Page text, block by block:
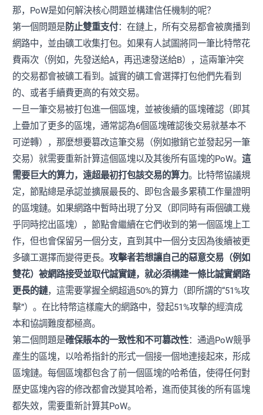
那，PoW是如何解決核心問題並構建信任機制的呢？
第一個問題是防止雙重支付：在鏈上，所有交易都會被廣播到
網路中，並由礦工收集打包。如果有人試圖將同一筆比特幣花
費兩次（例如，先發送給A，再迅速發送給B），這兩筆沖突
的交易都會被礦工看到。誠實的礦工會選擇打包他們先看到
的、或者手續費更高的有效交易。
一旦一筆交易被打包進一個區塊，並被後續的區塊確認（即其
上疊加了更多的區塊，通常認為6個區塊確認後交易就基本不
可逆轉），那麼想要篡改這筆交易（例如撤銷它並發起另一筆
交易）就需要重新計算這個區塊以及其後所有區塊的PoW。 這
需要巨大的算力，遠超最初打包該交易的算力。比特幣協議規
定，節點總是承認並擴展最長的、即包含最多累積工作量證明
的區塊鏈。如果網路中暫時出現了分叉（即同時有兩個礦工幾
乎同時挖出區塊），節點會繼續在它們收到的第一個區塊上工
作，但也會保留另一個分支，直到其中一個分支因為後續被更
多礦工選擇而變得更長。 攻擊者若想讓自己的惡意交易（例如
雙花）被網路接受並取代誠實鏈，就必須構建一條比誠實網路
更長的鏈，這需要掌握全網超過50%的算力（即所謂的“51%攻
擊”）。在比特幣這樣龐大的網路中，發起51%攻擊的經濟成
本和協調難度都極高。
第二個問題是確保賬本的一致性和不可篡改性：通過PoW競爭
產生的區塊，以哈希指針的形式一個接一個地連接起來，形成
區塊鏈。每個區塊都包含了前一個區塊的哈希值，使得任何對
歷史區塊內容的修改都會改變其哈希，進而使其後的所有區塊
都失效，需要重新計算其PoW。